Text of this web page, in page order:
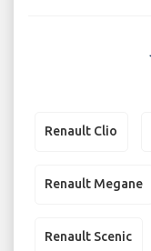
Renault Clio
Renault Megane
Renault Scenic